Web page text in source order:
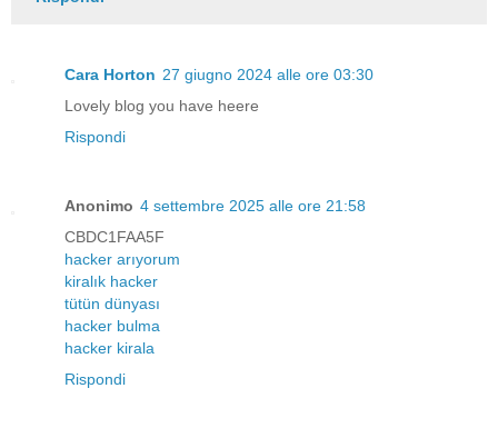
Cara Horton 27 giugno 2024 alle ore 03:30
Lovely blog you have heere
Rispondi
Anonimo 4 settembre 2025 alle ore 21:58
CBDC1FAA5F
hacker arıyorum
kiralık hacker
tütün dünyası
hacker bulma
hacker kirala
Rispondi